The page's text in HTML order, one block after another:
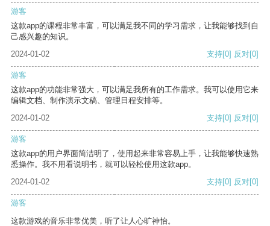
游客
这款app的课程非常丰富，可以满足我不同的学习需求，让我能够找到自
己感兴趣的知识。
2024-01-02
支持[0] 反对[0]
游客
这款app的功能非常强大，可以满足我所有的工作需求。我可以使用它来
编辑文档、制作演示文稿、管理日程安排等。
2024-01-02
支持[0] 反对[0]
游客
这款app的用户界面简洁明了，使用起来非常容易上手，让我能够快速熟
悉操作。我不用看说明书，就可以轻松使用这款app。
2024-01-02
支持[0] 反对[0]
游客
这款游戏的音乐非常优美，听了让人心旷神怡。